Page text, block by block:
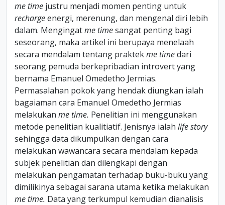
me time justru menjadi momen penting untuk
rechargeenergi, merenung, dan mengenal diri lebih
dalam. Mengingatmetimesangat penting bagi
seseorang, maka artikel ini berupaya menelaah
secara mendalam tentang praktekmetimedari
seorang pemuda berkepribadian introvert yang
bernama Emanuel Omedetho Jermias.
Permasalahan pokok yang hendak diungkan ialah
bagaiaman cara Emanuel Omedetho Jermias
melakukan me time. Penelitian ini menggunakan
metode penelitian kualitiatif. Jenisnya ialah life story
sehingga data dikumpulkan dengan cara
melakukan wawancara secara mendalam kepada
subjek penelitian dan dilengkapi dengan
melakukan pengamatan terhadap buku-buku yang
dimilikinya sebagai sarana utama ketika melakukan
metime. Data yang terkumpul kemudian dianalisis